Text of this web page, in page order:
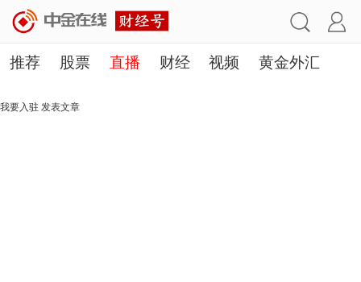
推荐 股票 直播 财经 视频 黄金外汇
理财 行业
我要入驻 发表文章